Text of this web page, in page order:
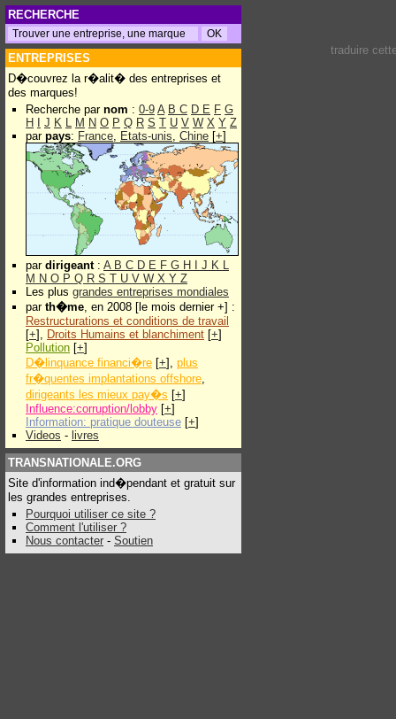
RECHERCHE
ENTREPRISES
D�couvrez la r�alit� des entreprises et
des marques!
Recherche par nom : 0-9 A B C D E F G
H
J K L M N O P Q R S T U V W X Y Z
par pays: France, Etats-unis, Chine [+]
par dirigeant: A B C D E F G H J K L
M N O P Q R S T U V W X Y Z
Les plus grandes entreprises mondiales
par th�me, en 2008 [le mois dernier +] :
Restructurations et conditions de travail
[+], Droits Humains et blanchiment [+]
Pollution [+]
D�linquance financi�re [+], plus
fr�quentes implantations offshore,
dirigeants les mieux pay�s [+]
Influence:corruption/lobby [+]
Information: pratique douteuse [+]
Videos - livres
TRANSNATIONALE.ORG
Site d'information ind�pendant et gratuit sur
les grandes entreprises.
Pourquoi utiliser ce site ?
Comment l'utiliser ?
Nous contacter - Soutien
traduire